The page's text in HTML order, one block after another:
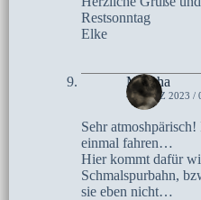
Restsonntag
Elke
Mascha
4. MÄRZ 2023 /
Sehr
einmal fahren…
Hier kommt dafür
Schmalspurbahn,
sie eben nicht…